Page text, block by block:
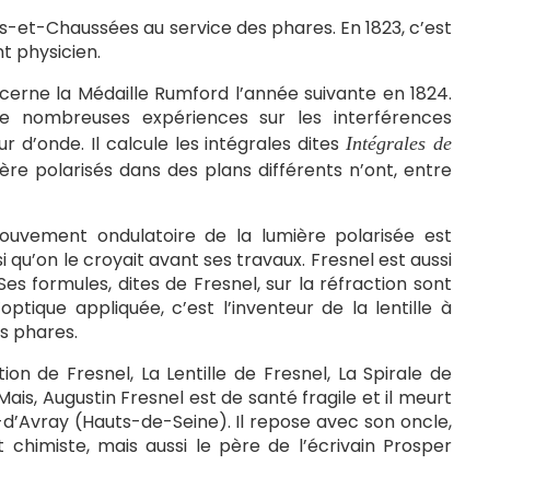
Chaussées au service des phares. En 1823, c’est
physicien.
la Médaille Rumford l’année suivante en 1824.
expériences sur les interférences
d’onde. Il calcule les intégrales ditesIntégrales de
polarisés dans des plans différents n’ont, entre
ondulatoire de la lumière polarisée est
le croyait avant ses travaux. Fresnel est aussi
formules, dites de Fresnel, sur la réfraction sont
appliquée, c’est l’inventeur de la lentille à
phares.
de Fresnel, La Lentille de Fresnel, La Spirale de
Augustin Fresnel est de santé fragile et il meurt
(Hauts-de-Seine). Il repose avec son oncle,
mais aussi le père de l’écrivain Prosper